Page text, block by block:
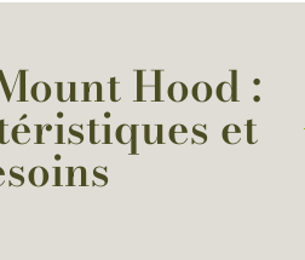
Hood :
et